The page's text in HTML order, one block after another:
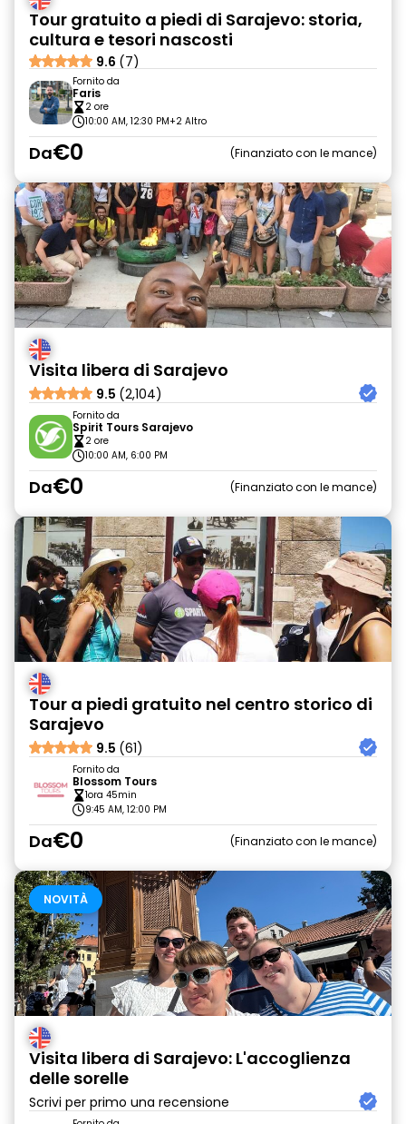
Tour gratuito a piedi di Sarajevo: storia,
cultura e tesori nascosti
9.6 (7)
Fornito da
Faris
2 ore
10:00 AM, 12:30 PM+2 Altro
Da€0 Finanziato con le mance
Visita libera di Sarajevo
9.5 (2,104)
Fornito da
Spirit Tours Sarajevo
2 ore
10:00 AM, 6:00 PM
Da€0 Finanziato con le mance
Tour a piedi gratuito nel centro storico di
Sarajevo
9.5 (61)
Fornito da
Blossom Tours
1ora 45min
9:45 AM, 12:00 PM
Da€0 Finanziato con le mance
NOVITÀ
Visita libera di Sarajevo: L'accoglienza
delle sorelle
Scrivi per primo una recensione